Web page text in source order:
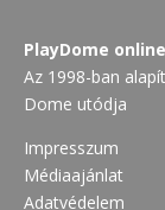
PlayDome
Az 1998-ban
Dome utódja
Impresszum
Médiaajánlat
Adatvédelem